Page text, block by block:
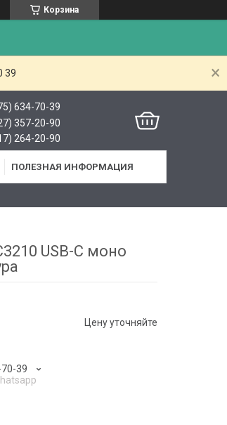
Корзина
39
634-70-39
357-20-90
264-20-90
ПОЛЕЗНАЯ ИНФОРМАЦИЯ
USB-C моно
Цену уточняйте
39